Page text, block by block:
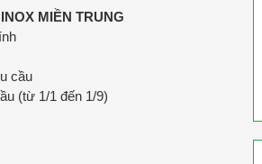
MIỀN TRUNG
cầu
(từ 1/1 đến 1/9)